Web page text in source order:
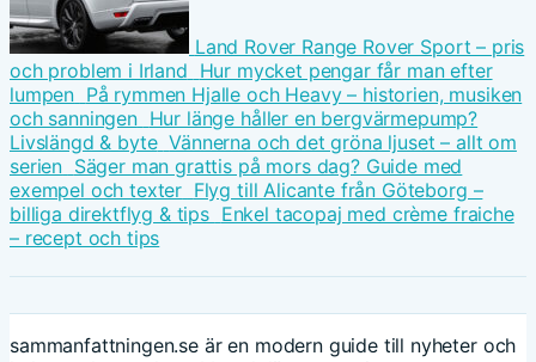
Land Rover Range Rover Sport – pris
och problem i Irland Hur mycket pengar får man efter
lumpen På rymmen Hjalle och Heavy – historien, musiken
och sanningen Hur länge håller en bergvärmepump?
Livslängd & byte Vännerna och det gröna ljuset – allt om
serien Säger man grattis på mors dag? Guide med
exempel och texter Flyg till Alicante från Göteborg –
billiga direktflyg & tips Enkel tacopaj med crème fraiche
– recept och tips
sammanfattningen.se är en modern guide till nyheter och